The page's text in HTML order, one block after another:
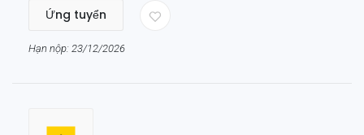
Ứng tuyển
Hạn nộp: 23/12/2026